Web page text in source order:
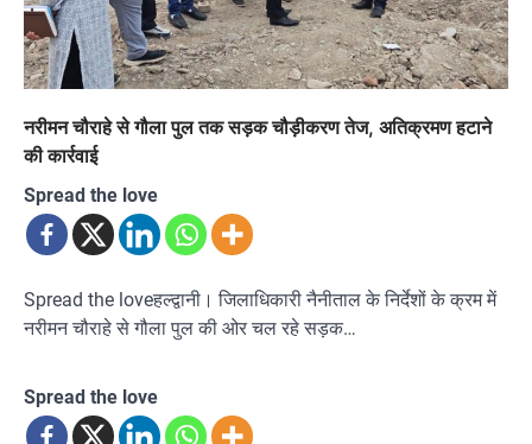
नरीमन चौराहे से गौला पुल तक सड़क चौड़ीकरण तेज, अतिक्रमण हटाने
की कार्रवाई
Spread the love
Spread the loveहल्द्वानी। जिलाधिकारी नैनीताल के निर्देशों के क्रम में
नरीमन चौराहे से गौला पुल की ओर चल रहे सड़क…
Spread the love